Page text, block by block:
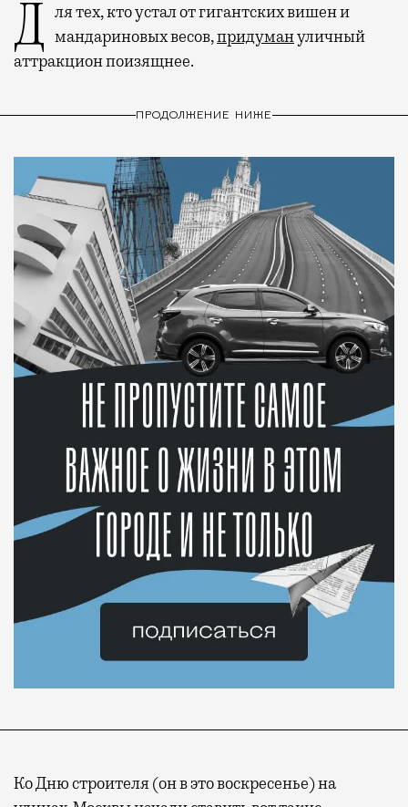
Для тех, кто устал от гигантских вишен и мандариновых весов,придумануличный
аттракцион поизящнее.
ПРОДОЛЖЕНИЕ НИЖЕ
Ко Дню строителя (он в это воскресенье) на